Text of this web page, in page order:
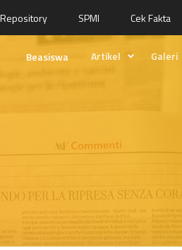
Repository SPMI Cek Fakta
Beasiswa Artikel Galeri
Ilustrasi
Fotografi